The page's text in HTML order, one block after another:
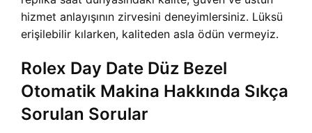
hizmet anlayışının zirvesini deneyimlersiniz. Lüksü
erişilebilir kılarken, kaliteden asla ödün vermeyiz.
Rolex Day Date Düz Bezel
Otomatik Makina Hakkında Sıkça
Sorulan Sorular